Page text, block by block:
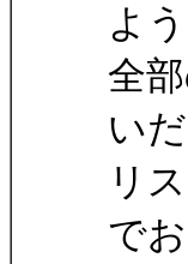
よ
全
い
リ
で